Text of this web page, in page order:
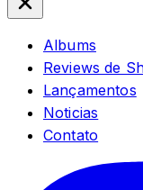
Albums
Reviews de
Lançamentos
Noticias
Contato